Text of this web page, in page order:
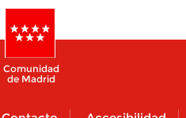
Comunidad
de Madrid